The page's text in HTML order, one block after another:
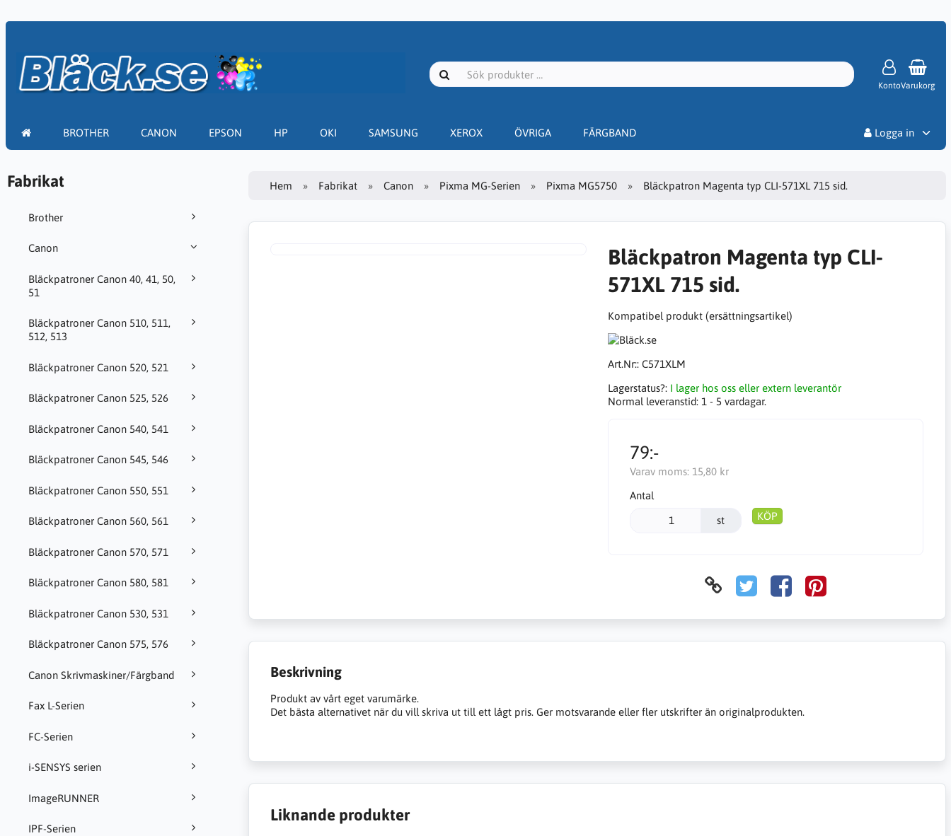
KontoVarukorg
BROTHER CANON EPSON HP OKI SAMSUNG XEROX ÖVRIGA FÄRGBAND
Logga in
Fabrikat
Brother
Canon
Bläckpatroner Canon 40, 41, 50,
51
Bläckpatroner Canon 510, 511,
512, 513
Bläckpatroner Canon 520, 521
Bläckpatroner Canon 525, 526
Bläckpatroner Canon 540, 541
Bläckpatroner Canon 545, 546
Bläckpatroner Canon 550, 551
Bläckpatroner Canon 560, 561
Bläckpatroner Canon 570, 571
Bläckpatroner Canon 580, 581
Bläckpatroner Canon 530, 531
Bläckpatroner Canon 575, 576
Canon Skrivmaskiner/Färgband
Fax L-Serien
FC-Serien
i-SENSYS serien
ImageRUNNER
IPF-Serien
Hem Fabrikat Canon Pixma MG-Serien Pixma MG5750 Bläckpatron Magenta typ CLI-571XL 715 sid.
Bläckpatron Magenta typ CLI-
571XL 715 sid.
Kompatibel produkt (ersättningsartikel)
Art.Nr:: C571XLM
Lagerstatus?: I lager hos oss eller extern leverantör
Normal leveranstid: 1 - 5 vardagar.
79:-
Varav moms: 15,80 kr
Antal
st KÖP
Beskrivning
Produkt av vårt eget varumärke.
Det bästa alternativet när du vill skriva ut till ett lågt pris. Ger motsvarande eller fler utskrifter än originalprodukten.
Liknande produkter